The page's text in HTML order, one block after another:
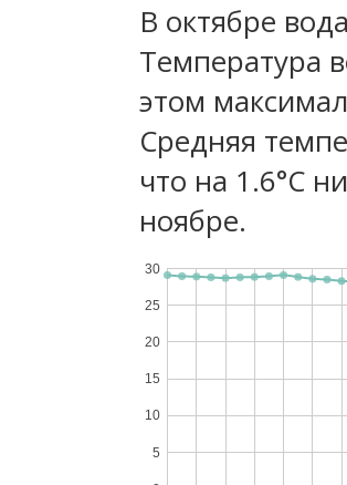
В октябре
Температура
этом
Средняя
что на 1.6°C
ноябре.
5
10
15
20
25
30